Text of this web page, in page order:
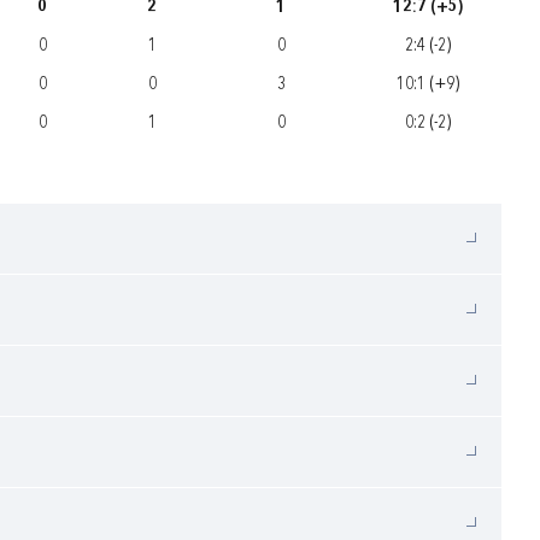
0 2 1 12:7 (+5)
0 1 0 2:4 (-2)
0 0 3 10:1 (+9)
0 1 0 0:2 (-2)